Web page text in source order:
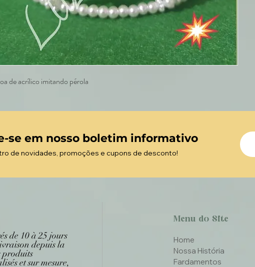
de acrílico imitando pérola
se em nosso boletim informativo
de novidades, promoções e cupons de desconto!
de 10 à 25 jours
depuis la
produits
et sur mesure,
Menu do Site
Home
Nossa História
Fardamentos